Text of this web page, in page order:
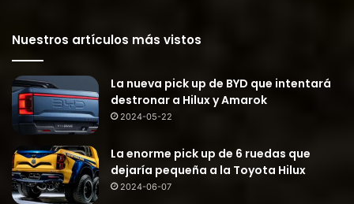
Nuestros artículos más vistos
La nueva pick up de BYD que intentará
destronar a Hilux y Amarok
2024-05-22
La enorme pick up de 6 ruedas que
dejaría pequeña a la Toyota Hilux
2024-06-07